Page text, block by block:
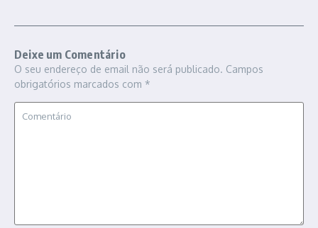
Deixe um Comentário
O seu endereço de email não será publicado. Campos
obrigatórios marcados com *